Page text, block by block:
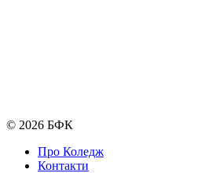
© 2026 БФК
Про Коледж
Контакти